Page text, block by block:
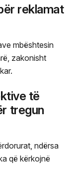
reklamat
mbështesin
zakonisht
të
tregun
ndërsa
që kërkojnë